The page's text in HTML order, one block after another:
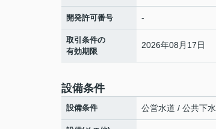
開発許可番号 -
取引条件の
有効期限
2026年08月17日
設備条件
設備条件 公営水道 / 公共下水